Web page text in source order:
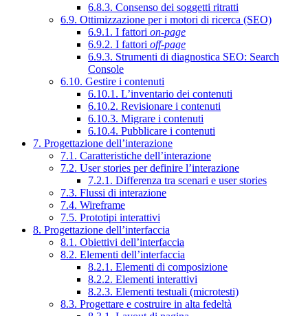
6.8.3. Consenso dei soggetti ritratti
6.9. Ottimizzazione per i motori di ricerca (SEO)
6.9.1. I fattori on-page
6.9.2. I fattori off-page
6.9.3. Strumenti di diagnostica SEO: Search
Console
6.10. Gestire i contenuti
6.10.1. L’inventario dei contenuti
6.10.2. Revisionare i contenuti
6.10.3. Migrare i contenuti
6.10.4. Pubblicare i contenuti
7. Progettazione dell’interazione
7.1. Caratteristiche dell’interazione
7.2. User stories per definire l’interazione
7.2.1. Differenza tra scenari e user stories
7.3. Flussi di interazione
7.4. Wireframe
7.5. Prototipi interattivi
8. Progettazione dell’interfaccia
8.1. Obiettivi dell’interfaccia
8.2. Elementi dell’interfaccia
8.2.1. Elementi di composizione
8.2.2. Elementi interattivi
8.2.3. Elementi testuali (microtesti)
8.3. Progettare e costruire in alta fedeltà